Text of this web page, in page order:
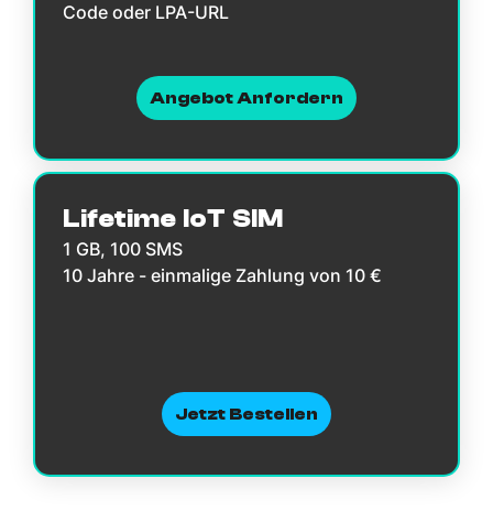
Code oder LPA-URL
Angebot Anfordern
Lifetime IoT SIM
1 GB, 100 SMS
10 Jahre - einmalige Zahlung von 10 €
Jetzt Bestellen